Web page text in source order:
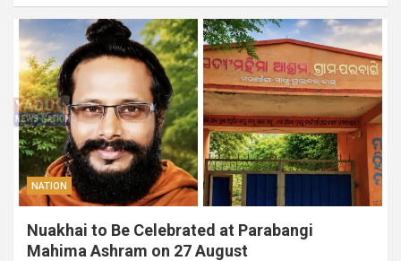
NATION
Nuakhai to Be Celebrated at Parabangi
Mahima Ashram on 27 August